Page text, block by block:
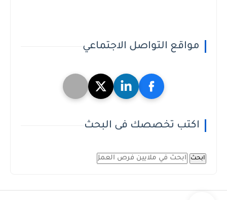
مواقع التواصل الاجتماعي
اكتب تخصصك فى البحث
ابحث